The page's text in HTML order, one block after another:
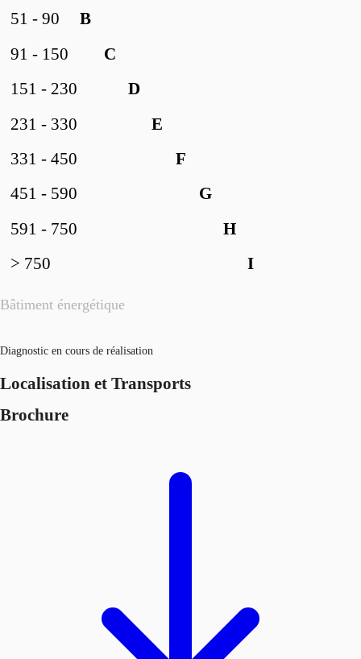
Bâtiment énergétique
B
51 - 90
C
91 - 150
D
151 - 230
E
231 - 330
F
331 - 450
G
451 - 590
H
591 - 750
I
> 750
Diagnostic en cours de réalisation
Localisation et Transports
Brochure